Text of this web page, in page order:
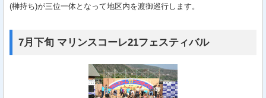
(榊持ち)が三位一体となって地区内を渡御巡行します。
7月下旬 マリンスコーレ21フェスティバル